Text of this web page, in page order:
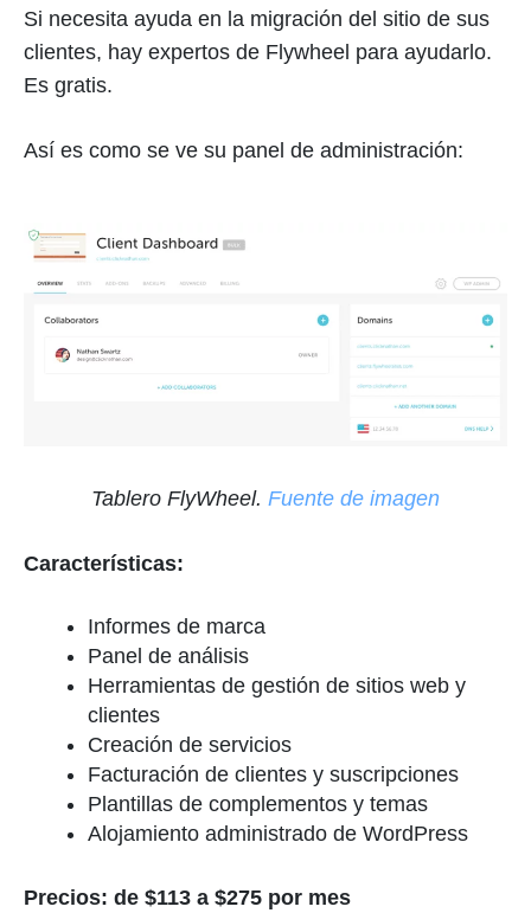
Si necesita ayuda en la migración del sitio de sus
clientes, hay expertos de Flywheel para ayudarlo.
Es gratis.
Así es como se ve su panel de administración:
Tablero FlyWheel. Fuente de imagen
Características:
Informes de marca
Panel de análisis
Herramientas de gestión de sitios web y
clientes
Creación de servicios
Facturación de clientes y suscripciones
Plantillas de complementos y temas
Alojamiento administrado de WordPress
Precios: de $113 a $275 por mes